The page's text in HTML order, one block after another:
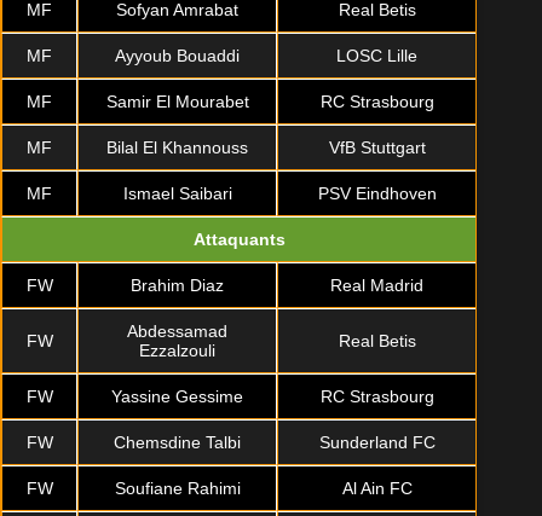
MF Sofyan Amrabat Real Betis
MF Ayyoub Bouaddi LOSC Lille
MF Samir El Mourabet RC Strasbourg
MF Bilal El Khannouss VfB Stuttgart
MF Ismael Saibari PSV Eindhoven
Attaquants
FW Brahim Diaz Real Madrid
FW
Abdessamad
Ezzalzouli
Real Betis
FW Yassine Gessime RC Strasbourg
FW Chemsdine Talbi Sunderland FC
FW Soufiane Rahimi Al Ain FC